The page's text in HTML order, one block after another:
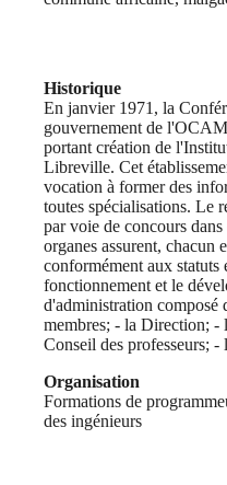
Historique
En janvier 1971, la
gouvernement de
portant création de
Libreville. Cet
vocation à former des
toutes spécialisations. Le
par voie de concours
organes assurent, chacun
conformément aux statuts
fonctionnement et le
d'administration composé
membres; - la Direction; -
Conseil des professeurs; -
Organisation
Formations de
des ingénieurs